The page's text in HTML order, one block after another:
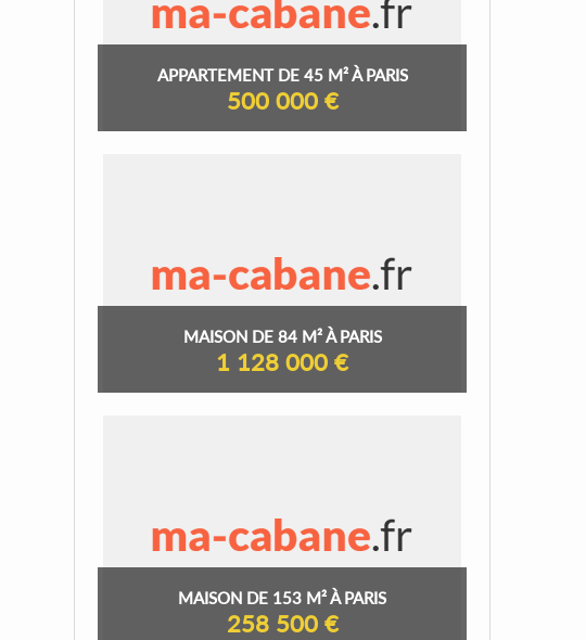
APPARTEMENT DE 45 M² À PARIS
500 000 €
MAISON DE 84 M² À PARIS
1 128 000 €
MAISON DE 153 M² À PARIS
258 500 €